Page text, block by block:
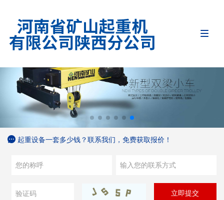
起重设备一套多少钱？联系我们，免费获取报价！
立即提交